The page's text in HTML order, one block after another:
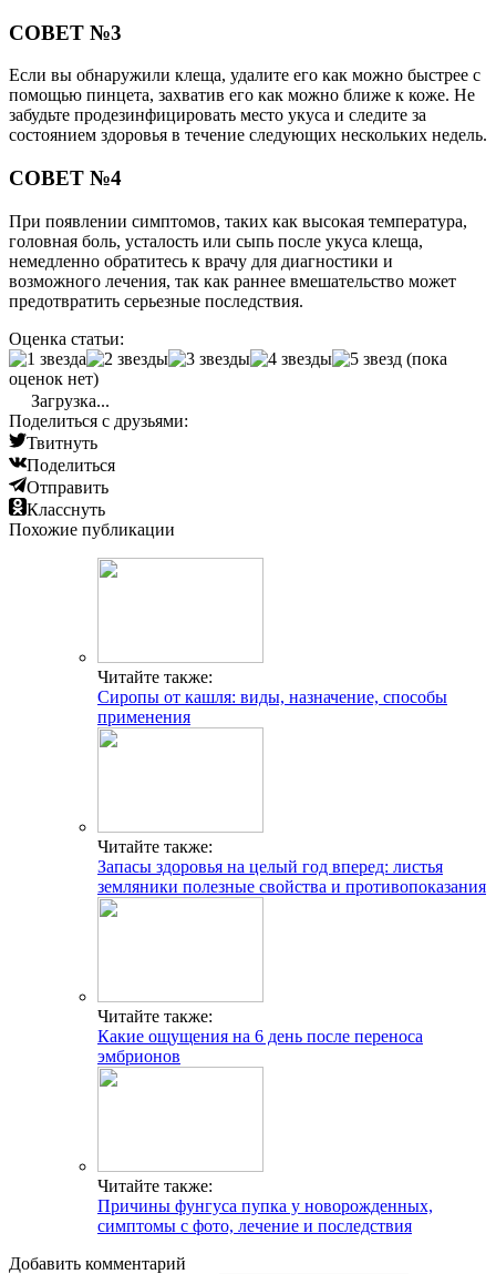
СОВЕТ №3
Если вы обнаружили клеща, удалите его как можно быстрее с
помощью пинцета, захватив его как можно ближе к коже. Не
забудьте продезинфицировать место укуса и следите за
состоянием здоровья в течение следующих нескольких недель.
СОВЕТ №4
При появлении симптомов, таких как высокая температура,
головная боль, усталость или сыпь после укуса клеща,
немедленно обратитесь к врачу для диагностики и
возможного лечения, так как раннее вмешательство может
предотвратить серьезные последствия.
Оценка статьи:
(пока
оценок нет)
Загрузка...
Поделиться с друзьями:
Твитнуть
Поделиться
Отправить
Класснуть
Похожие публикации
Читайте также:
Сиропы от кашля: виды, назначение, способы
применения
Читайте также:
Запасы здоровья на целый год вперед: листья
земляники полезные свойства и противопоказания
Читайте также:
Какие ощущения на 6 день после переноса
эмбрионов
Читайте также:
Причины фунгуса пупка у новорожденных,
симптомы с фото, лечение и последствия
Добавить комментарий